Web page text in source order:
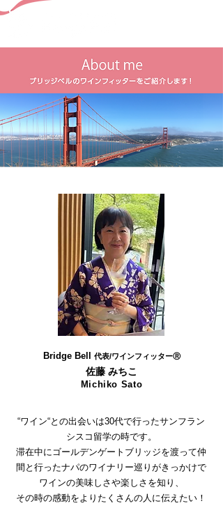
Bridge Bell 代表/ワインフィッターⓇ
佐藤 みちこ
Michiko Sato
“ワイン“との出会いは30代で行ったサンフラン
シスコ留学の時です。
滞在中にゴールデンゲートブリッジを渡って仲
間と行ったナパのワイナリー巡りがきっかけで
ワインの美味しさや楽しさを知り、
その時の感動をよりたくさんの人に伝えたい！